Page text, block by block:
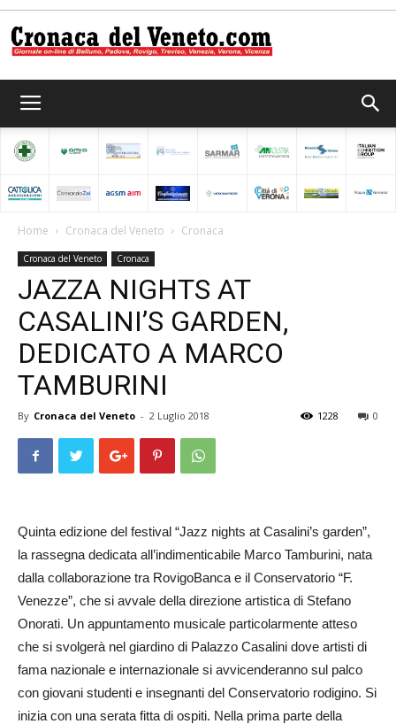
del
Home Cronaca del Veneto Cronaca
Cronaca del Veneto Cronaca
JAZZA NIGHTS AT
CASALINI’S GARDEN,
DEDICATO A MARCO
TAMBURINI
By Cronaca del Veneto - 2 Luglio 2018 0
1228
Quinta edizione del festival “Jazz nights at Casalini’s garden”,
la rassegna dedicata all’indimenticabile Marco Tamburini, nata
dalla collaborazione tra RovigoBanca e il Conservatorio “F.
Venezze”, che si avvale della direzione artistica di Stefano
Onorati. Un appuntamento musicale particolarmente atteso
che si svolgerà nel giardino di Palazzo Casalini dove artisti di
fama nazionale e internazionale si avvicenderanno sul palco
con giovani studenti e insegnanti del Conservatorio rodigino. Si
inizia con una serata fitta di ospiti. Nella prima parte della